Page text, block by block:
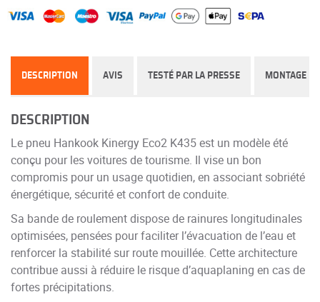
DESCRIPTION AVIS TESTÉ PAR LA PRESSE MONTAGE
DESCRIPTION
Le pneu Hankook Kinergy Eco2 K435 est un modèle été
conçu pour les voitures de tourisme. Il vise un bon
compromis pour un usage quotidien, en associant sobriété
énergétique, sécurité et confort de conduite.
Sa bande de roulement dispose de rainures longitudinales
optimisées, pensées pour faciliter l’évacuation de l’eau et
renforcer la stabilité sur route mouillée. Cette architecture
contribue aussi à réduire le risque d’aquaplaning en cas de
fortes précipitations.